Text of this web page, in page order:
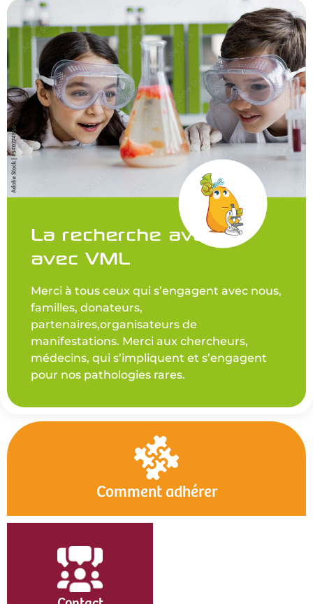
La recherche avance
avec VML
Merci à tous ceux qui s’engagent avec nous,
familles, donateurs,
partenaires,organisateurs de
manifestations. Merci aux chercheurs,
médecins, qui s’impliquent et s’engagent
pour nos pathologies rares.
Comment adhérer